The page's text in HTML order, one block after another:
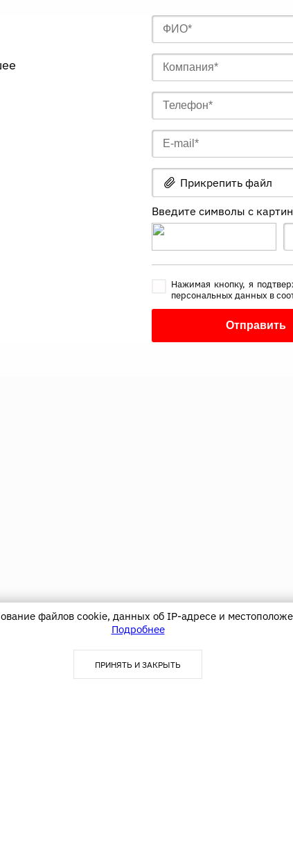
Прикрепить файл
Введите символы с
Нажимая кнопку, я
персональных данных в
файлов cookie, данных об IP-адресе и
Подробнее
ПРИНЯТЬ И ЗАКРЫТЬ